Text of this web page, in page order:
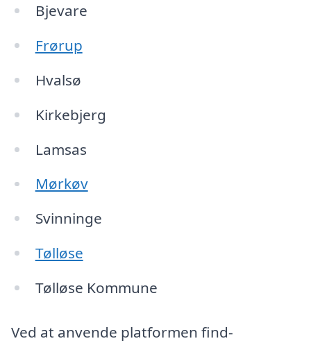
Bjevare
Frørup
Hvalsø
Kirkebjerg
Lamsas
Mørkøv
Svinninge
Tølløse
Tølløse Kommune
Ved at anvende platformen find-